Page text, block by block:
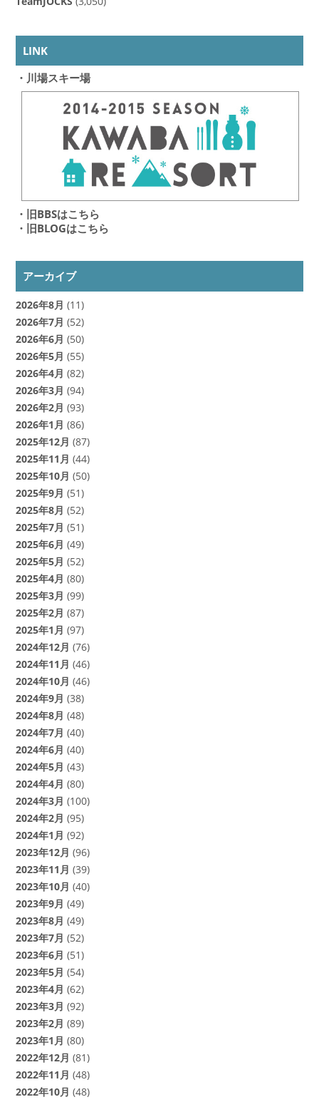
LINK
・川場スキー場
・旧BBSはこちら
・旧BLOGはこちら
アーカイブ
2026年8月 (11)
2026年7月 (52)
2026年6月 (50)
2026年5月 (55)
2026年4月 (82)
2026年3月 (94)
2026年2月 (93)
2026年1月 (86)
2025年12月 (87)
2025年11月 (44)
2025年10月 (50)
2025年9月 (51)
2025年8月 (52)
2025年7月 (51)
2025年6月 (49)
2025年5月 (52)
2025年4月 (80)
2025年3月 (99)
2025年2月 (87)
2025年1月 (97)
2024年12月 (76)
2024年11月 (46)
2024年10月 (46)
2024年9月 (38)
2024年8月 (48)
2024年7月 (40)
2024年6月 (40)
2024年5月 (43)
2024年4月 (80)
2024年3月 (100)
2024年2月 (95)
2024年1月 (92)
2023年12月 (96)
2023年11月 (39)
2023年10月 (40)
2023年9月 (49)
2023年8月 (49)
2023年7月 (52)
2023年6月 (51)
2023年5月 (54)
2023年4月 (62)
2023年3月 (92)
2023年2月 (89)
2023年1月 (80)
2022年12月 (81)
2022年11月 (48)
2022年10月 (48)